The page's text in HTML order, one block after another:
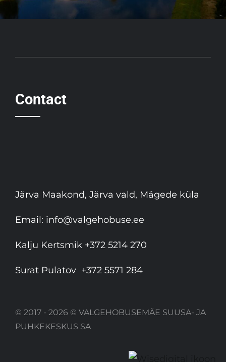
Contact
Järva Maakond, Järva vald, Mägede küla
Email: info@valgehobuse.ee
Kalju Kertsmik +372 5214 270
Surat Pulatov +372 5571 284
© 2017 - 2026 © VALGEHOBUSEMÄE SUUSA- JA
PUHKEKESKUS SA